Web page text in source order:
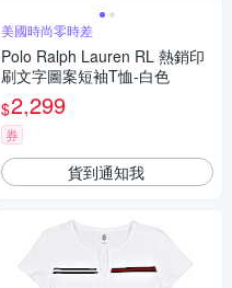
美國時尚零時差
Polo Ralph Lauren RL 熱銷印
刷文字圖案短袖T恤-白色
$2,299
券
貨到通知我